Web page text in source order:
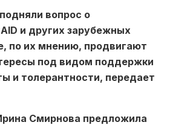
вопрос о
и других зарубежных
по их мнению, продвигают
под видом поддержки
и толерантности, передает
Смирнова предложила